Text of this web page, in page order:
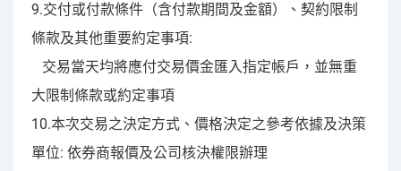
9.交付或付款條件（含付款期間及金額）、契約限制
條款及其他重要約定事項:
交易當天均將應付交易價金匯入指定帳戶，並無重
大限制條款或約定事項
10.本次交易之決定方式、價格決定之參考依據及決策
單位: 依券商報價及公司核決權限辦理